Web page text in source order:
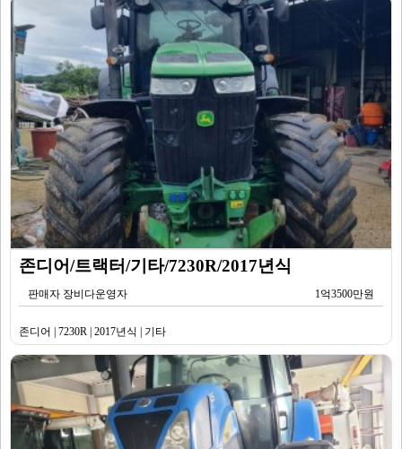
존디어/트랙터/기타/7230R/2017년식
판매자 장비다운영자 1억3500만원
존디어 | 7230R | 2017년식 | 기타